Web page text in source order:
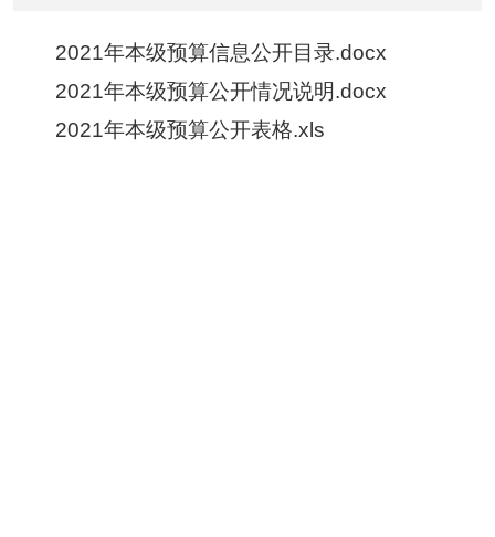
2021年本级预算信息公开目录.docx
2021年本级预算公开情况说明.docx
2021年本级预算公开表格.xls